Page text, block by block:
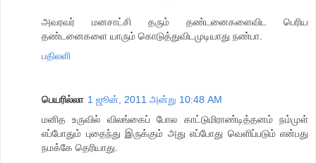
அவரவர் மனசாட்சி தரும் தண்டனைகளைவிட பெரிய
தண்டனைகளை யாரும் கொடுத்துவிடமுடியாது நண்பா.
பதிலளி
பெயரில்லா 1 ஜூன், 2011 அன்று 10:48 AM
மனித உருவில் விலங்கைப் போல காட்டுமிராண்டித்தனம் நம்முள்
எப்போதும் புதைந்து இருக்கும் அது எப்போது வெளிப்படும் என்பது
நமக்கே தெரியாது.